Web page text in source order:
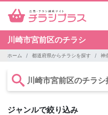
川崎市宮前区のチラシ
ホーム 都道府県からチラシを探す 神
川崎市宮前区のチラ
ジャンルで絞り込み